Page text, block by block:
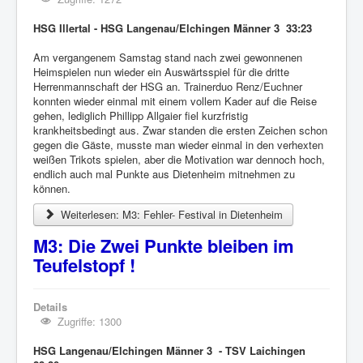
HSG Illertal - HSG Langenau/Elchingen Männer 3 33:23
Am vergangenem Samstag stand nach zwei gewonnenen
Heimspielen nun wieder ein Auswärtsspiel für die dritte
Herrenmannschaft der HSG an. Trainerduo Renz/Euchner
konnten wieder einmal mit einem vollem Kader auf die Reise
gehen, lediglich Phillipp Allgaier fiel kurzfristig
krankheitsbedingt aus. Zwar standen die ersten Zeichen schon
gegen die Gäste, musste man wieder einmal in den verhexten
weißen Trikots spielen, aber die Motivation war dennoch hoch,
endlich auch mal Punkte aus Dietenheim mitnehmen zu
können.
Weiterlesen: M3: Fehler- Festival in Dietenheim
M3: Die Zwei Punkte bleiben im
Teufelstopf !
Details
Zugriffe: 1300
HSG Langenau/Elchingen Männer 3 - TSV Laichingen